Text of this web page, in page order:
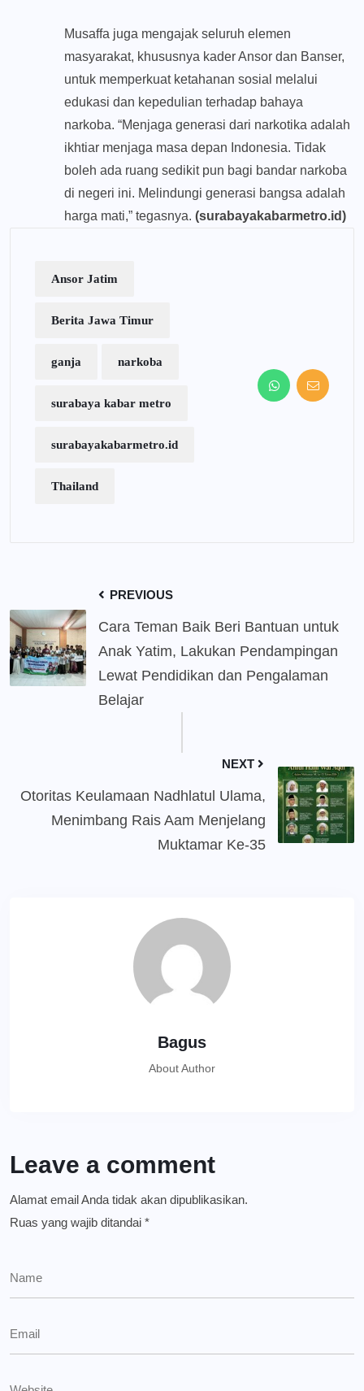
Musaffa juga mengajak seluruh elemen
masyarakat, khususnya kader Ansor dan Banser,
untuk memperkuat ketahanan sosial melalui
edukasi dan kepedulian terhadap bahaya
narkoba. “Menjaga generasi dari narkotika adalah
ikhtiar menjaga masa depan Indonesia. Tidak
boleh ada ruang sedikit pun bagi bandar narkoba
di negeri ini. Melindungi generasi bangsa adalah
harga mati,” tegasnya. (surabayakabarmetro.id)
Ansor Jatim
Berita Jawa Timur
ganja narkoba
surabaya kabar metro
surabayakabarmetro.id
Thailand
PREVIOUS
Cara Teman Baik Beri Bantuan untuk
Anak Yatim, Lakukan Pendampingan
Lewat Pendidikan dan Pengalaman
Belajar
NEXT
Otoritas Keulamaan Nadhlatul Ulama,
Menimbang Rais Aam Menjelang
Muktamar Ke-35
Bagus
About Author
Leave a comment
Alamat email Anda tidak akan dipublikasikan.
Ruas yang wajib ditandai *